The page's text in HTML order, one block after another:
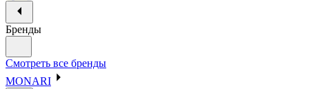
Бренды
Смотреть все бренды
MONARI